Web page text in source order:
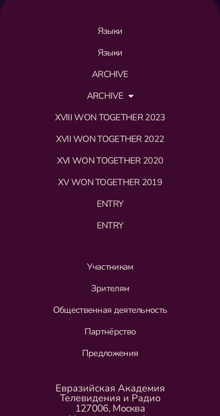
Языки
Языки
ARCHIVE
ARCHIVE
XVIII WON TOGETHER 2023
XVII WON TOGETHER 2022
XVI WON TOGETHER 2020
XV WON TOGETHER 2019
ENTRY
ENTRY
Участникам
Зрителям
Общественная деятельность
Партнёрство
Предложения
Евразийская Академия
Телевидения и Радио
127006, Москва